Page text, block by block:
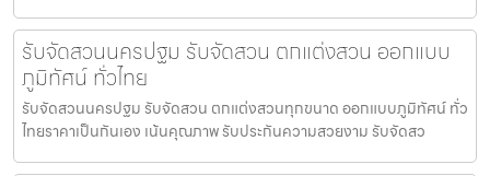
รับจัดสวนนครปฐม รับจัดสวน ตกแต่งสวน ออกแบบ
ภูมิทัศน์ ทั่วไทย
รับจัดสวนนครปฐม รับจัดสวน ตกแต่งสวนทุกขนาด ออกแบบภูมิทัศน์ ทั่ว
ไทยราคาเป็นกันเอง เน้นคุณภาพ รับประกันความสวยงาม รับจัดสว